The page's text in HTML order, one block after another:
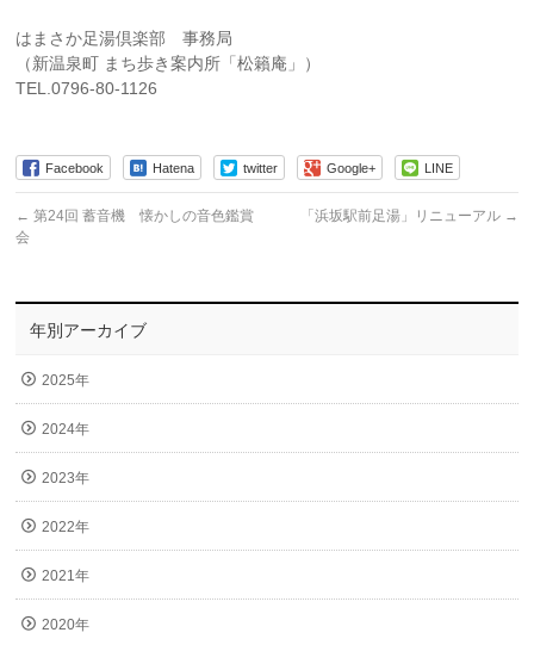
はまさか足湯倶楽部 事務局
（新温泉町 まち歩き案内所「松籟庵」）
TEL.0796-80-1126
Facebook Hatena twitter Google+ LINE
← 第24回 蓄音機 懐かしの音色鑑賞
会
「浜坂駅前足湯」リニューアル →
年別アーカイブ
2025年
2024年
2023年
2022年
2021年
2020年